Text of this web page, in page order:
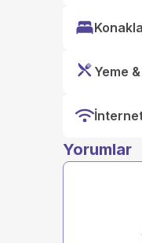
Yeme
İnternet
Yorumlar